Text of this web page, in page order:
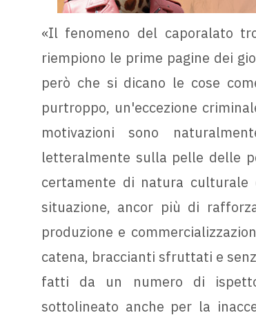
«Il fenomeno del caporalato
riempiono le prime pagine dei
però che si dicano le cose
purtroppo, un'eccezione
motivazioni sono
letteralmente sulla pelle delle
certamente di natura culturale
situazione, ancor più di
produzione e
catena, braccianti sfruttati e
fatti da un numero di
sottolineato anche per la